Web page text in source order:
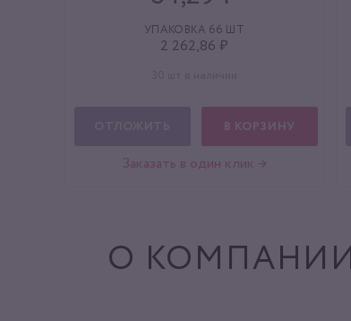
УПАКОВКА 66 ШТ
2 262,86 ₽
В КОРЗИНУ
Заказать в один клик →
О КОМПАНИИ